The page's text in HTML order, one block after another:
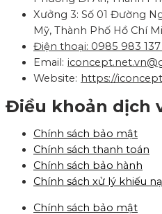
Xưởng 3: Số 01 Đường
Mỹ, Thành Phố Hồ Chí
Điện thoại: 0985 983 137
Email:
Website: https://
Điều khoản dịch
Chính sách bảo mật
Chính sách thanh toán
Chính sách bảo hành
Chính sách xử lý khiếu
Chính sách bảo mật